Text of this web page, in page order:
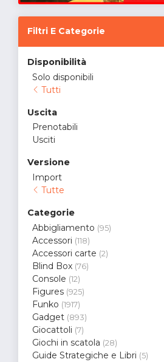
Filtri E Categorie
Disponibilità
Solo disponibili
Tutti
Uscita
Prenotabili
Usciti
Versione
Import
Tutte
Categorie
Abbigliamento (95)
Accessori (118)
Accessori carte (2)
Blind Box (76)
Console (12)
Figures (925)
Funko (1917)
Gadget (893)
Giocattoli (7)
Giochi in scatola (28)
Guide Strategiche e Libri (5)